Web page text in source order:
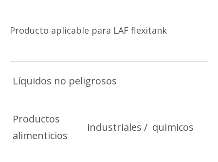
Producto aplicable para LAF flexitank
Líquidos no peligrosos
Productos
alimenticios
industriales / quimicos